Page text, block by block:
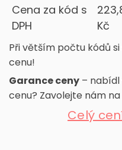
Cena za kód s
DPH
Kč
Při větším počtu kódů
cenu!
Garance ceny –
cenu? Zavolejte nám na
Celý